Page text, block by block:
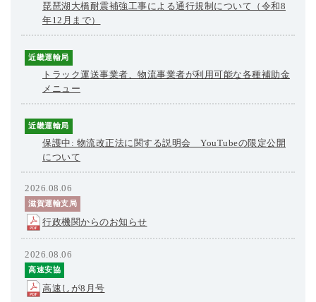
琵琶湖大橋耐震補強工事による通行規制について（令和8
年12月まで）
近畿運輸局
トラック運送事業者、物流事業者が利用可能な各種補助金
メニュー
近畿運輸局
保護中: 物流改正法に関する説明会 YouTubeの限定公開
について
2026.08.06
滋賀運輸支局
行政機関からのお知らせ
2026.08.06
高速安協
高速しが8月号